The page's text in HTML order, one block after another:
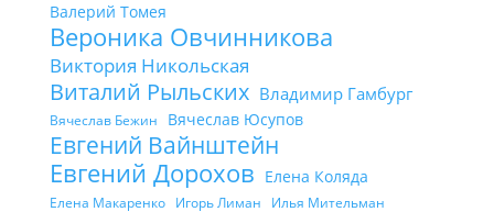
Валерий Томея
Вероника Овчинникова
Виктория Никольская
Виталий Рыльских Владимир Гамбург
Вячеслав Бежин Вячеслав Юсупов
Евгений Вайнштейн
Евгений Дорохов Елена Коляда
Елена Макаренко Игорь Лиман
Илья Мительман